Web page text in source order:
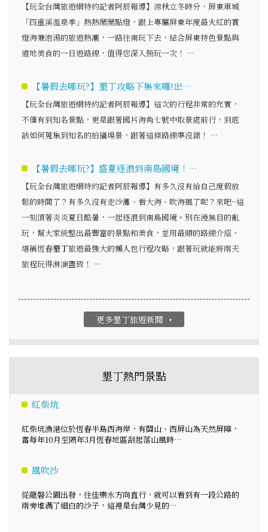
【玩全台灣旅遊網特約記者阿辰報導】涼秋立冬時分，屏東車城
「四重溪溫泉季」熱熱鬧鬧點燈，跟上專屬屏東年度最火紅的賞
燈海兼泡湯的旅遊熱潮，一路往南玩下去，結合屏東特色景點與
道地美食的一日遊路線，值得您深入照玩一次！ …
【暑假去哪玩?】墾丁攻略下集來囉!出…
【玩全台灣旅遊網特約記者阿辰報導】這次的行程非常的充實，
不僅有到知名景點，更是跟著國片海角七號中取景處前行，到底
該如何蒐集到知名的拍攝場景，跟著這條路線準沒錯！ …
【暑假去哪玩?】盛夏逐浪到南島國境！…
【玩全台灣旅遊網特約記者阿辰報導】有多久沒有給自己度假放
鬆的時間了？有多久沒有走沙灘、看大海、吹海風了呢？來吧~這
一刻頂著炎炎夏日酷暑，一起逐浪到南島國境。別在漫無目的亂
玩，幫大家統整出最豐富的景點和美食，並用最順的路線介紹，
堪稱恆春墾丁旅遊最強大的懶人包行程攻略，跟著玩就能將兩天
旅程玩得淋漓盡致！ …
更多墾丁旅遊新聞 arrow_right
墾丁熱門景點
紅柴坑
紅柴坑漁港位於恆春半島西海岸，有關山、西屏山為天然屏障，
當每年10月至隔年3月恆春地區刮起落山風時…
風吹沙
從龍磐公園出發，往佳樂水方向直行，就可以看到有一段公路的
兩旁堆滿了細白的沙子，這裡是台灣少見的…